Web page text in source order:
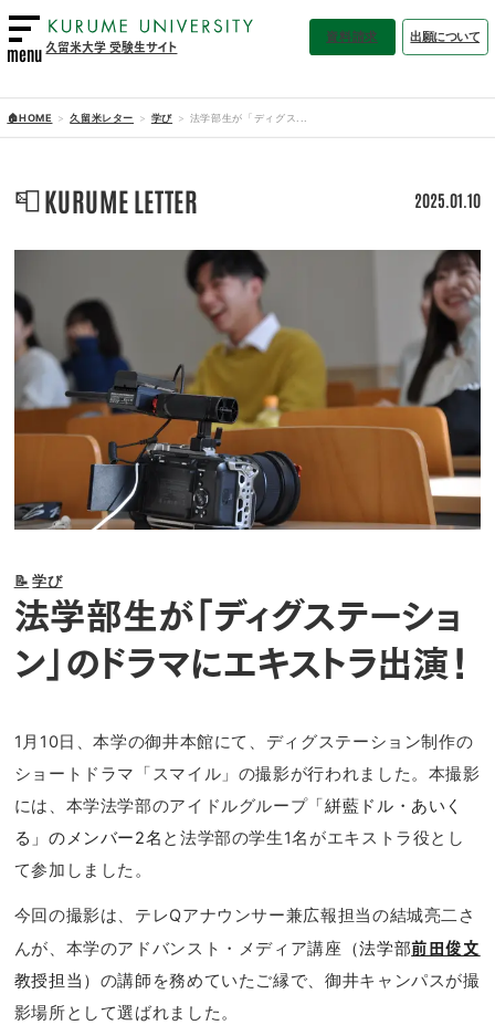
menu 久留米大学 受験生サイト
資料請求 出願について
🏠HOME 久留米レター 学び 法学部生が「ディグス...
📮KURUME LETTER 2025.01.10
📝 学び
法学部生が「ディグステーショ
ン」のドラマにエキストラ出演！
1月10日、本学の御井本館にて、ディグステーション制作の
ショートドラマ「スマイル」の撮影が行われました。本撮影
には、本学法学部のアイドルグループ「絣藍ドル・あいく
る」のメンバー2名 と法学部の学生1名がエキストラ役とし
て参加しました。
今回の撮影は、テレQアナウンサー兼広報担当の結城亮二さ
んが、本学のアドバンスト・メディア講座 （法学部前田俊文
教授担当） の講師を務めていたご縁で、御井キャンパスが撮
影場所として選ばれました。